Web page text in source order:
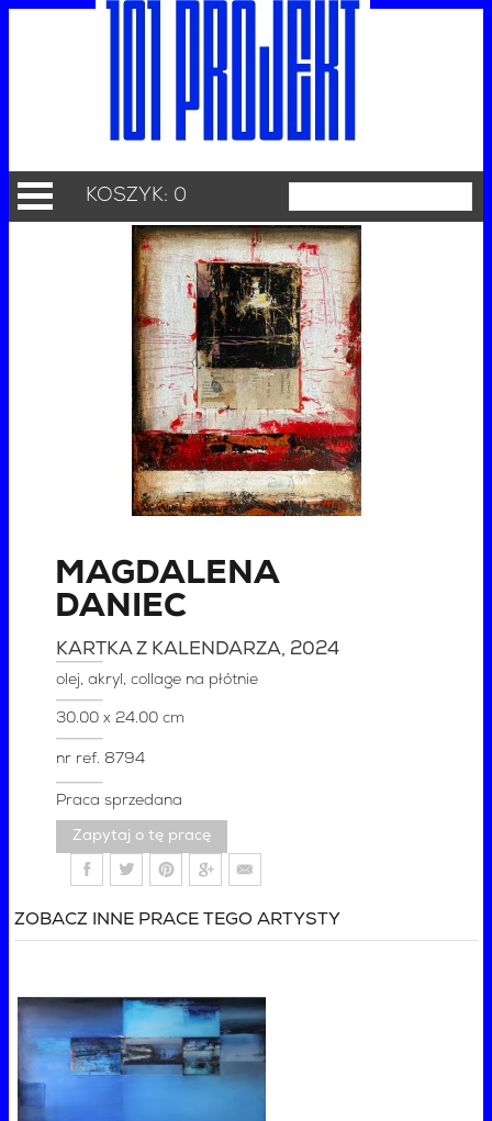
KOSZYK: 0
MAGDALENA
DANIEC
KARTKA Z KALENDARZA, 2024
olej, akryl, collage na płótnie
30.00 x 24.00 cm
nr ref. 8794
Praca sprzedana
Zapytaj o tę pracę
ZOBACZ INNE PRACE TEGO ARTYSTY